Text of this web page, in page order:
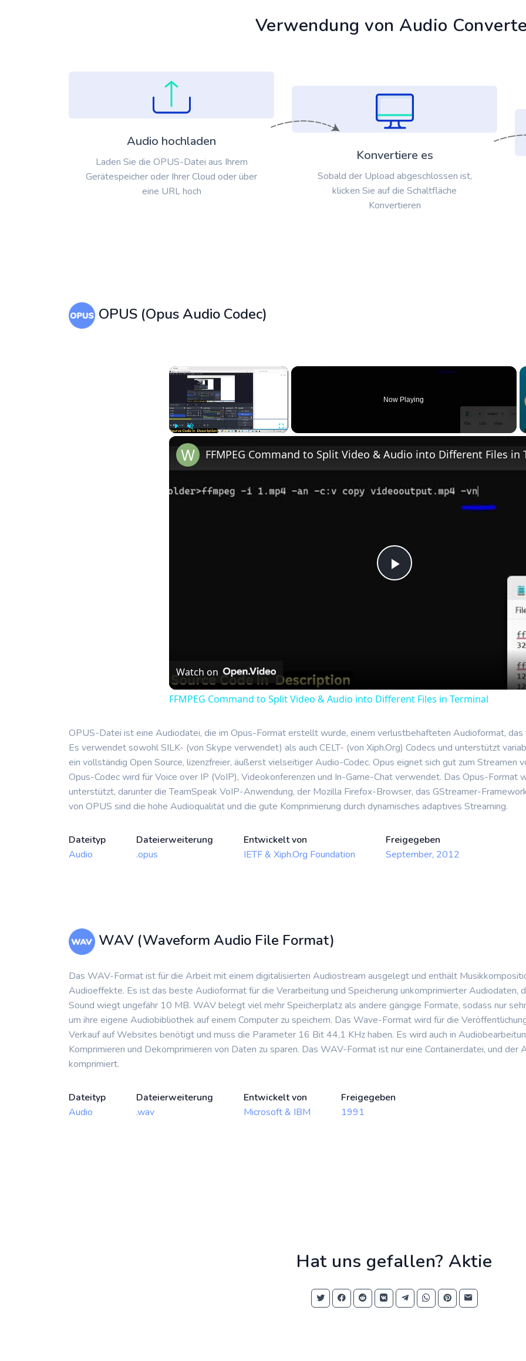
Verwendung von Audio
Audio hochladen
Laden Sie die OPUS-Datei aus Ihrem
Gerätespeicher oder Ihrer Cloud oder über
eine URL hoch
Konvertiere es
Sobald der Upload abgeschlossen ist,
klicken Sie auf die Schaltfläche
Konvertieren
OPUS (Opus Audio Codec)
×
Now Playing
Play
FFMPEG Command to Split Video & Audio into Different Files in
Watch on
FFMPEG Command to Split Video & Audio into Different Files in Terminal
OPUS-Datei ist eine Audiodatei, die im Opus-Format erstellt wurde, einem verlustbehafteten Audioformat,
Es verwendet sowohl SILK- (von Skype verwendet) als auch CELT- (von Xiph.Org) Codecs und unterstützt
ein vollständig Open Source, lizenzfreier, äußerst vielseitiger Audio-Codec. Opus eignet sich gut zum Streamen
Opus-Codec wird für Voice over IP (VoIP), Videokonferenzen und In-Game-Chat verwendet. Das Opus-Format
unterstützt, darunter die TeamSpeak VoIP-Anwendung, der Mozilla Firefox-Browser, das GStreamer-
von OPUS sind die hohe Audioqualität und die gute Komprimierung durch dynamisches adaptives Streaming.
Dateityp
Audio
Dateierweiterung
.opus
Entwickelt von
IETF & Xiph.Org Foundation
Freigegeben
September, 2012
WAV (Waveform Audio File Format)
Das WAV-Format ist für die Arbeit mit einem digitalisierten Audiostream ausgelegt und enthält
Audioeffekte. Es ist das beste Audioformat für die Verarbeitung und Speicherung unkomprimierter Audiodaten,
Sound wiegt ungefähr 10 MB. WAV belegt viel mehr Speicherplatz als andere gängige Formate, sodass nur
um ihre eigene Audiobibliothek auf einem Computer zu speichern. Das Wave-Format wird für die
Verkauf auf Websites benötigt und muss die Parameter 16 Bit 44,1 KHz haben. Es wird auch in
Komprimieren und Dekomprimieren von Daten zu sparen. Das WAV-Format ist nur eine Containerdatei, und der
komprimiert.
Dateityp
Audio
Dateierweiterung
.wav
Entwickelt von
Microsoft & IBM
Freigegeben
1991
Hat uns gefallen? Aktie